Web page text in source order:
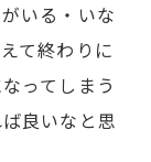
いる・いな
て終わりに
ってしまう
良いなと思